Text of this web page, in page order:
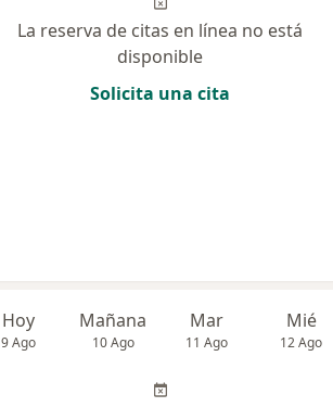
La reserva de citas en línea no está
disponible
Solicita una cita
Hoy
9 Ago
Mañana
10 Ago
Mar
11 Ago
Mié
12 Ago